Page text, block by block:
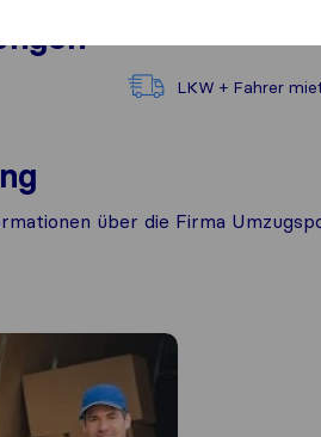
LKW + Fahrer
über die Firma